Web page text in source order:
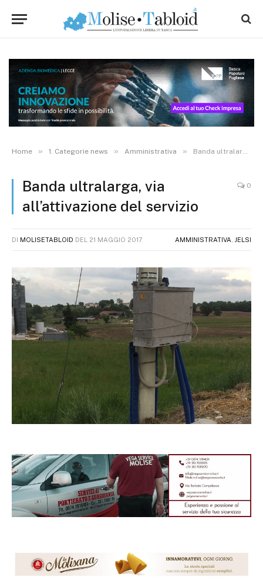
Home » 1. Categorie news » Amministrativa » Banda ultralarga, via all’attivazione del servizio
Banda ultralarga, via
all’attivazione del servizio
0
DI MOLISETABLOID DEL 21 MAGGIO 2017 AMMINISTRATIVA JELSI